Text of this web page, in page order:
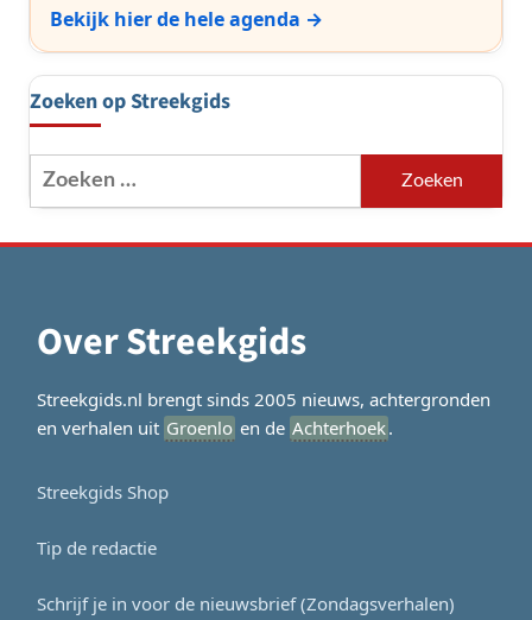
Bekijk hier de hele agenda →
Zoeken op Streekgids
Zoeken
naar:
Over Streekgids
Streekgids.nl brengt sinds 2005 nieuws, achtergronden
en verhalen uit Groenlo en de Achterhoek.
Streekgids Shop
Tip de redactie
Schrijf je in voor de nieuwsbrief (Zondagsverhalen)